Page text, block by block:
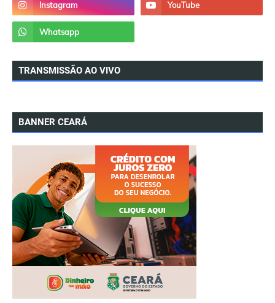
TRANSMISSÃO AO VIVO
BANNER CEARÁ